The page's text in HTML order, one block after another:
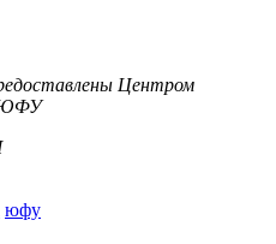
Центром
ЮФУ
юфу